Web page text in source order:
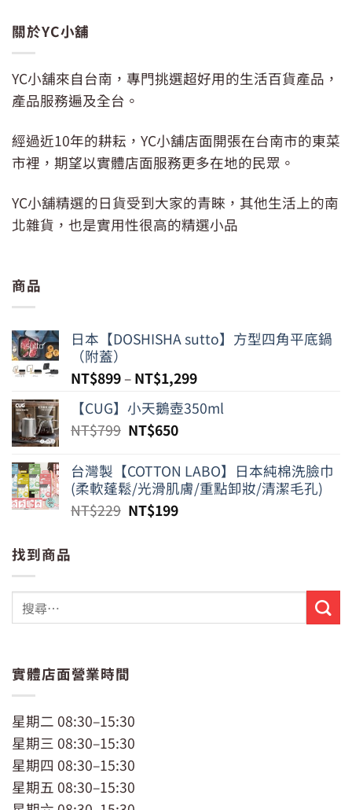
關於YC小舖
YC小舖來自台南，專門挑選超好用的生活百貨產品，
產品服務遍及全台。
經過近10年的耕耘，YC小舖店面開張在台南市的東菜
市裡，期望以實體店面服務更多在地的民眾。
YC小舖精選的日貨受到大家的青睞，其他生活上的南
北雜貨，也是實用性很高的精選小品
商品
日本【DOSHISHA sutto】方型四角平底鍋
（附蓋）
NT$899– NT$1,299
【CUG】小天鵝壺350ml
NT$799 原
價
格：
NT$799。
NT$650目
價
格：
NT$650。
台灣製【COTTON LABO】日本純棉洗臉巾
(柔軟蓬鬆/光滑肌膚/重點卸妝/清潔毛孔)
NT$229 原
NT$199目
找到商品
實體店面營業時間
星期二 08:30–15:30
星期三 08:30–15:30
星期四 08:30–15:30
星期五 08:30–15:30